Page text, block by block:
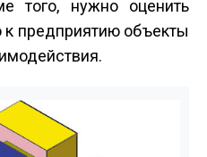
того, нужно оценить
предприятию объекты